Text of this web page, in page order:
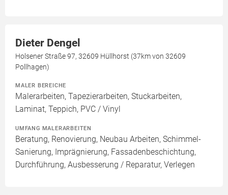
Dieter Dengel
Holsener Straße 97, 32609 Hüllhorst (37km von 32609
Pollhagen)
MALER BEREICHE
Malerarbeiten, Tapezierarbeiten, Stuckarbeiten,
Laminat, Teppich, PVC / Vinyl
UMFANG MALERARBEITEN
Beratung, Renovierung, Neubau Arbeiten, Schimmel-
Sanierung, Imprägnierung, Fassadenbeschichtung,
Durchführung, Ausbesserung / Reparatur, Verlegen